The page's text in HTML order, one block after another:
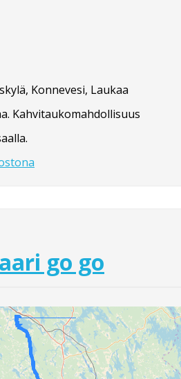
Konnevesi, Laukaa
Kahvitaukomahdollisuus
go go